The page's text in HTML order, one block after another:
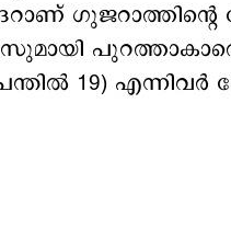
ഗുജറാത്തിന്റെ
19) എന്നിവര്‍